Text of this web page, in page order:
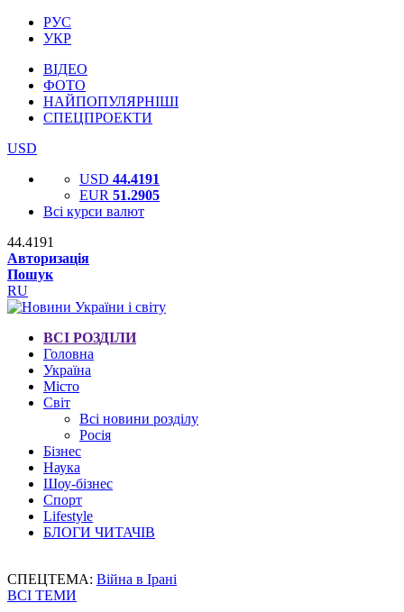
РУС
УКР
ВІДЕО
ФОТО
НАЙПОПУЛЯРНІШІ
СПЕЦПРОЕКТИ
USD
USD 44.4191
EUR 51.2905
Всі курси валют
44.4191
Авторизація
Пошук
RU
ВСІ РОЗДІЛИ
Головна
Україна
Місто
Світ
Всі новини розділу
Росія
Бізнес
Наука
Шоу-бізнес
Спорт
Lifestyle
БЛОГИ ЧИТАЧІВ
СПЕЦТЕМА: Війна в Ірані
ВСІ ТЕМИ